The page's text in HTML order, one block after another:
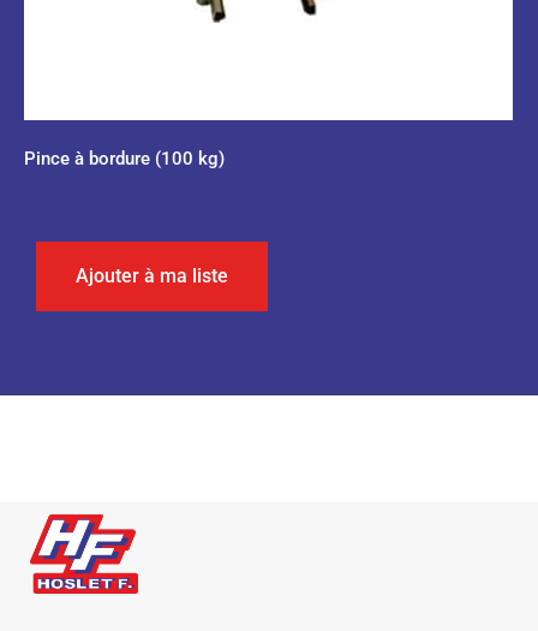
Pince à bordure (100 kg)
Ajouter à ma liste